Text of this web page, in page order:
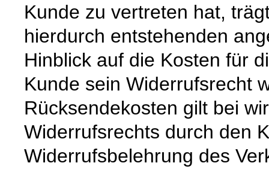
Kunde zu vertreten hat,
hierdurch entstehenden
Hinblick auf die Kosten für
Kunde sein Widerrufsrecht
Rücksendekosten gilt bei
Widerrufsrechts durch den
Widerrufsbelehrung des